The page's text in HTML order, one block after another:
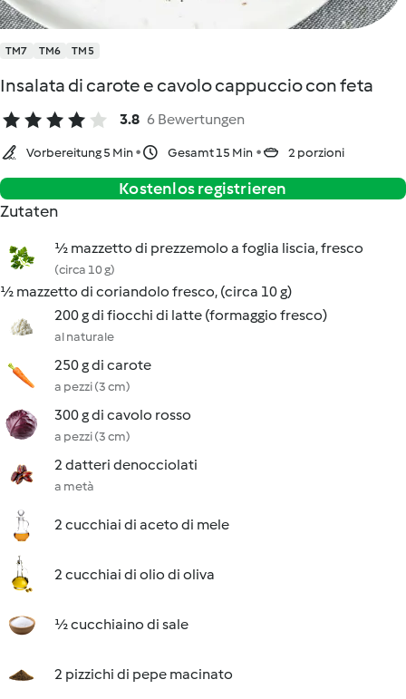
TM7 TM6 TM5
Insalata di carote e cavolo cappuccio con feta
3.8 6 Bewertungen
Vorbereitung 5 Min Gesamt 15 Min 2 porzioni
Kostenlos registrieren
Zutaten
½ mazzetto di prezzemolo a foglia liscia, fresco
(circa 10 g)
½ mazzetto di coriandolo fresco, (circa 10 g)
200 g di fiocchi di latte (formaggio fresco)
al naturale
250 g di carote
a pezzi (3 cm)
300 g di cavolo rosso
a pezzi (3 cm)
2 datteri denocciolati
a metà
2 cucchiai di aceto di mele
2 cucchiai di olio di oliva
½ cucchiaino di sale
2 pizzichi di pepe macinato